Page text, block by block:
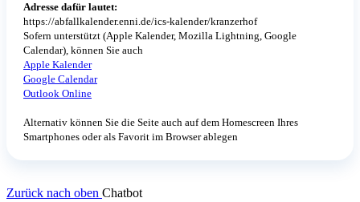
Adresse dafür lautet:
https://abfallkalender.enni.de/ics-kalender/kranzerhof
Sofern unterstützt (Apple Kalender, Mozilla Lightning, Google
Calendar), können Sie auch
Apple Kalender
Google Calendar
Outlook Online
Alternativ können Sie die Seite auch auf dem Homescreen Ihres
Smartphones oder als Favorit im Browser ablegen
Zurück nach oben Chatbot